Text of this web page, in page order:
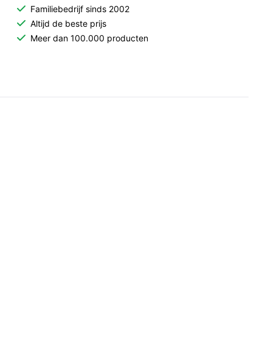
Familiebedrijf sinds 2002
Altijd de beste prijs
Meer dan 100.000 producten